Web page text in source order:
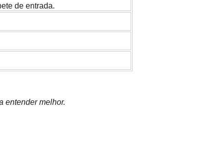
de entrada.
entender melhor.